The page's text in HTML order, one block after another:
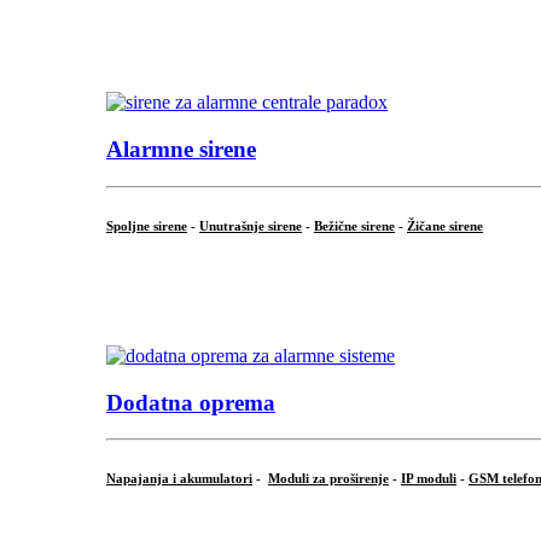
Alarmne sirene
Spoljne sirene - Unutrašnje sirene - Bežične sirene - Žičane sirene
Dodatna oprema
Napajanja i akumulatori - Moduli za proširenje - IP moduli - GSM